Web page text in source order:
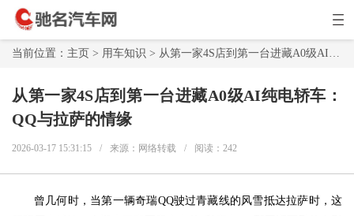
当前位置： 主页 > 用车知识 > 从第一家4S店到第一台进藏A0级AI纯电轿车：QQ与拉萨的情缘
从第一家4S店到第一台进藏A0级AI纯电轿车：
QQ与拉萨的情缘
2026-03-17 15:31:15 / 来源：网络转载 / 阅读： 242
曾几何时，当第一辆奇瑞QQ驶过青藏线的风雪抵达拉萨时，这